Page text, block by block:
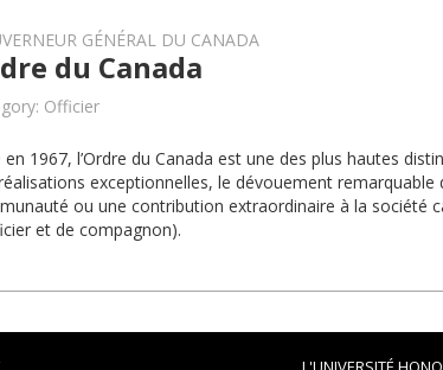
GÉNÉRAL DU CANADA
du Canada
Officier
en 1967, l’Ordre du Canada est une des plus hautes
exceptionnelles, le dévouement remarquable
ou une contribution extraordinaire à la société
et de compagnon).